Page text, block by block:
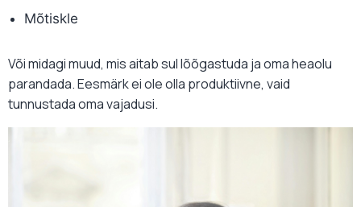
Mõtiskle
Või midagi muud, mis aitab sul lõõgastuda ja oma heaolu
parandada. Eesmärk ei ole olla produktiivne, vaid
tunnustada oma vajadusi.